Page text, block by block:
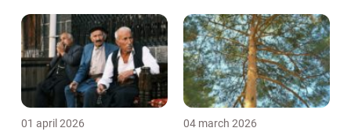
01 april 2026 04 march 2026